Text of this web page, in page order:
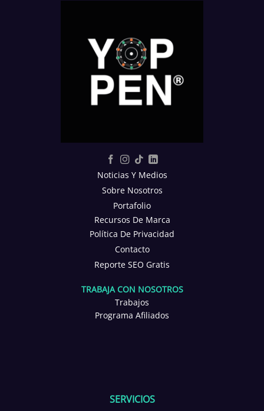
Noticias Y Medios
Sobre Nosotros
Portafolio
Recursos De Marca
Política De Privacidad
Contacto
Reporte SEO Gratis
TRABAJA CON NOSOTROS
Trabajos
Programa Afiliados
SERVICIOS